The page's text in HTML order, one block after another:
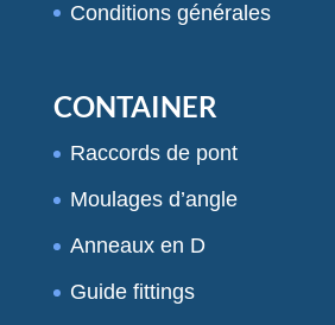
Conditions générales
CONTAINER
Raccords de pont
Moulages d’angle
Anneaux en D
Guide fittings